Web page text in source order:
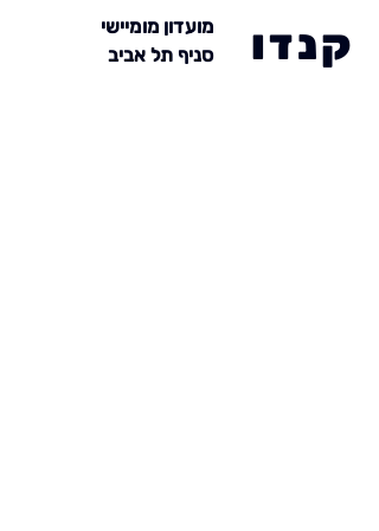
מועדון מומיישי
סניף תל אביב
קנדו